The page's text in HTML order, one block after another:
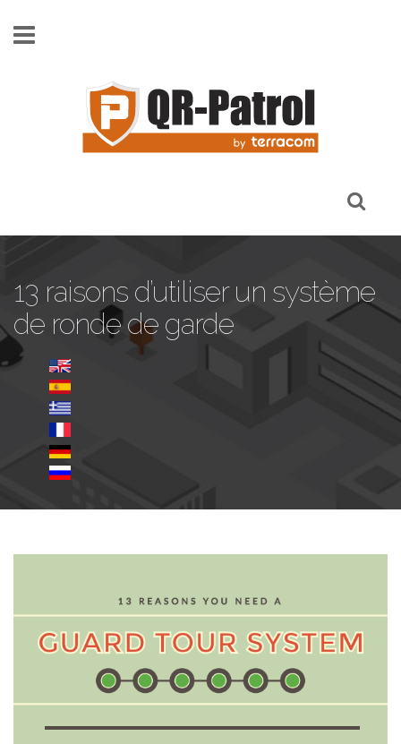
13 raisons d’utiliser un système
de ronde de garde